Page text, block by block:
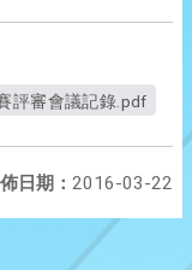
評審會議記錄.pdf
日期： 2016-03-22